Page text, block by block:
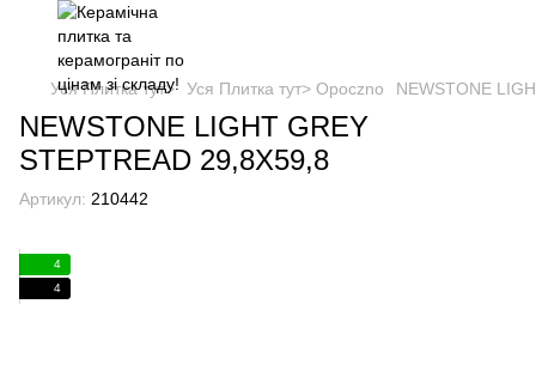
Уся Плитка тут> Уся Плитка тут> Opoczno NEWSTONE
NEWSTONE LIGHT GREY
STEPTREAD 29,8X59,8
Артикул: 210442
4
4